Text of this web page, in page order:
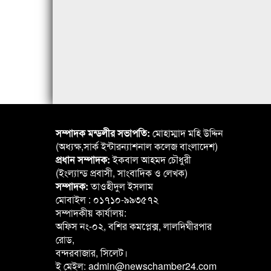
সম্পাদক মন্ডলীর সভাপতি: মোহাম্মাদ মহি উদ্দিন
(অধ্যক্ষ,সার্ক ইন্টারন্যাশনাল কলেজ বাংলাদেশ)
প্রধান সম্পাদক:ইকবাল আহমদ চৌধুরী
(ইংল্যান্ড প্রবাসী, সাংবাদিক ও লেখক)
সম্পাদক:তাওহীদুল ইসলাম
মোবাইল : ০১৭১০-৯৯৩৫৭২
সম্পাদকীয় কার্যালয়:
অফিস নং-০২, বশির কমপ্লেক্স, লালদিঘীরপার
রোড,
বন্দরবাজার, সিলেট।
ই মেইল: admin@newschamber24.com